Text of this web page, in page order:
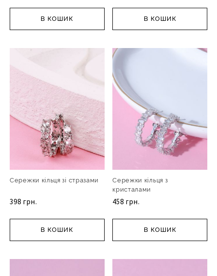
В КОШИК В КОШИК
Сережки кільця зі стразами
398 грн.
В КОШИК
Сережки кільця з
кристалами
458 грн.
В КОШИК